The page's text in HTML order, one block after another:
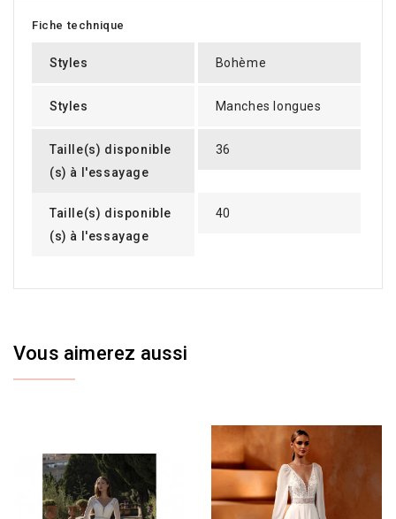
Fiche technique
Styles Bohème
Styles Manches longues
Taille(s) disponible
(s) à l'essayage
36
Taille(s) disponible
(s) à l'essayage
40
Vous aimerez aussi